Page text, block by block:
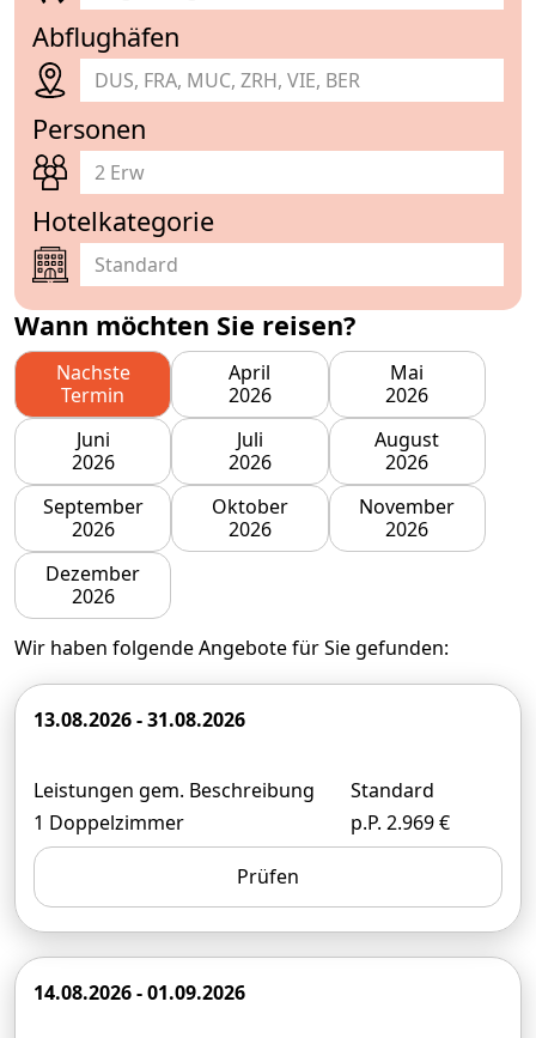
Abflughäfen
DUS, FRA, MUC, ZRH, VIE, BER
Personen
2 Erw
Hotelkategorie
Wann möchten Sie reisen?
Nachste
Termin
April
2026
Mai
2026
Juni
2026
Juli
2026
August
2026
September
2026
Oktober
2026
November
2026
Dezember
2026
Wir haben folgende Angebote für Sie gefunden:
13.08.2026 - 31.08.2026
Leistungen gem. Beschreibung
1 Doppelzimmer
Standard
p.P. 2.969 €
Prüfen
14.08.2026 - 01.09.2026